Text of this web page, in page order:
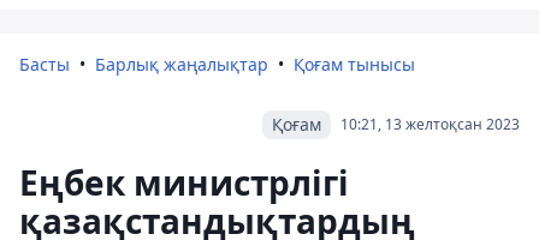
Басты Барлық жаңалықтар Қоғам тынысы
10:21, 13 желтоқсан 2023
Қоғам
Еңбек министрлігі
қазақстандықтардың